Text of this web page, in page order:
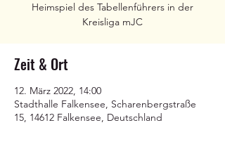
Heimspiel des Tabellenführers in der
Kreisliga mJC
Zeit & Ort
12. März 2022, 14:00
Stadthalle Falkensee, Scharenbergstraße
15, 14612 Falkensee, Deutschland